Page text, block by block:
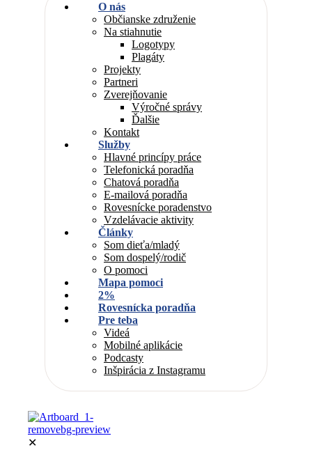
O nás
Občianske združenie
Na stiahnutie
Logotypy
Plagáty
Projekty
Partneri
Zverejňovanie
Výročné správy
Ďalšie
Kontakt
Služby
Hlavné princípy práce
Telefonická poradňa
Chatová poradňa
E-mailová poradňa
Rovesnícke poradenstvo
Vzdelávacie aktivity
Články
Som dieťa/mladý
Som dospelý/rodič
O pomoci
Mapa pomoci
2%
Rovesnícka poradňa
Pre teba
Videá
Mobilné aplikácie
Podcasty
Inšpirácia z Instagramu
✕